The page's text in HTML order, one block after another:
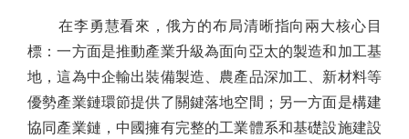
在李勇慧看來，俄方的布局清晰指向兩大核心目
標：一方面是推動產業升級為面向亞太的製造和加工基
地，這為中企輸出裝備製造、農產品深加工、新材料等
優勢產業鏈環節提供了關鍵落地空間；另一方面是構建
協同產業鏈，中國擁有完整的工業體系和基礎設施建設